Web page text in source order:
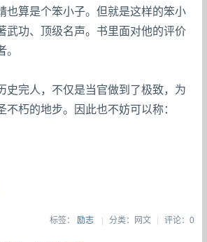
也算是个笨小子。但就是这样的笨小
武功、顶级名声。书里面对他的评价
史完人，不仅是当官做到了极致，为
不朽的地步。因此也不妨可以称：
标签： 励志 | 分类：网文| 评论：0